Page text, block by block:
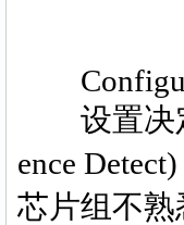
设置决定
ence
芯片组不熟